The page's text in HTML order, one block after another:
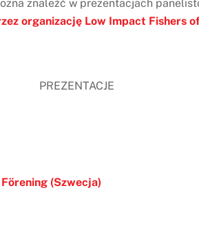
znaleźć w prezentacjach
organizację Low Impact Fishers
PREZENTACJE
(Szwecja)